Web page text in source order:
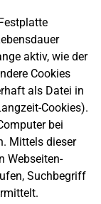
aktiv, wie der
Cookies
als Datei in
Cookies).
bei
Mittels dieser
Webseiten-
Suchbegriff